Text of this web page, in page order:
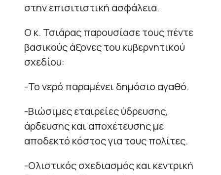
στην επισιτιστική ασφάλεια.
Ο κ. Τσιάρας παρουσίασε τους πέντε
βασικούς άξονες του κυβερνητικού
σχεδίου:
-Το νερό παραμένει δημόσιο αγαθό.
-Βιώσιμες εταιρείες ύδρευσης,
άρδευσης και αποχέτευσης με
αποδεκτό κόστος για τους πολίτες.
-Ολιστικός σχεδιασμός και κεντρική